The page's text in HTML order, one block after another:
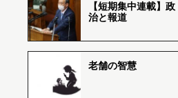
【短期集中連載】政
治と報道
老舗の智慧